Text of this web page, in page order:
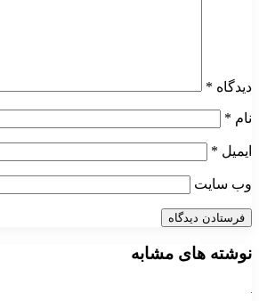
دیدگاه *
نام *
ایمیل *
وب‌ سایت
نوشته های مشابه